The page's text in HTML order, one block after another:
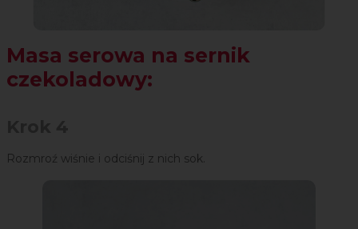
Masa serowa na sernik
czekoladowy:
Rozmroź wiśnie i odciśnij z nich sok.